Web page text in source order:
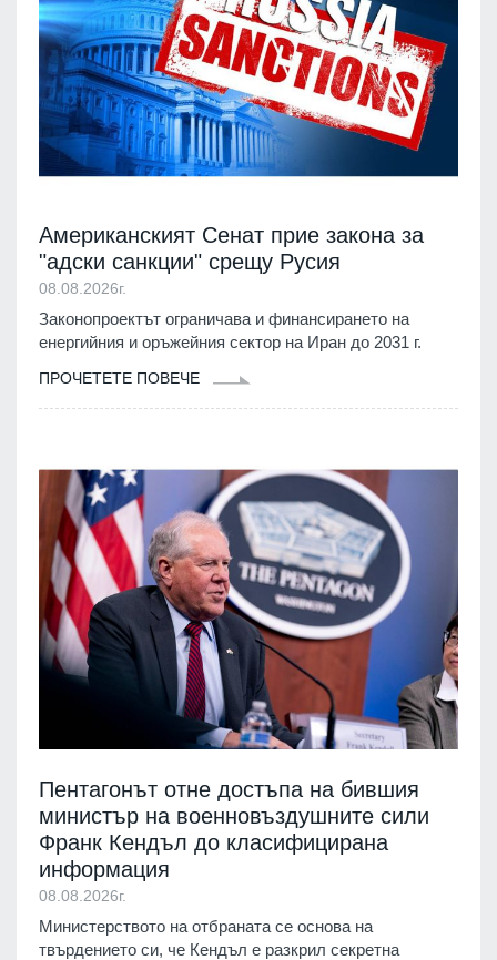
Американският Сенат прие закона за
"адски санкции" срещу Русия
08.08.2026г.
Законопроектът ограничава и финансирането на
енергийния и оръжейния сектор на Иран до 2031 г.
ПРОЧЕТЕТЕ ПОВЕЧЕ
Пентагонът отне достъпа на бившия
министър на военновъздушните сили
Франк Кендъл до класифицирана
информация
08.08.2026г.
Министерството на отбраната се основа на
твърдението си, че Кендъл е разкрил секретна